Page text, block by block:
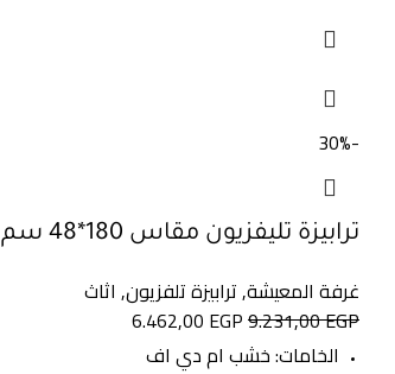
-30%
ترابيزة تليفزيون مقاس 180*48 سم w-145
غرفة المعيشة,ترابيزة تلفزيون, اثاث
9.231,00EGP
6.462,00 EGP
الخامات: خشب ام دي اف